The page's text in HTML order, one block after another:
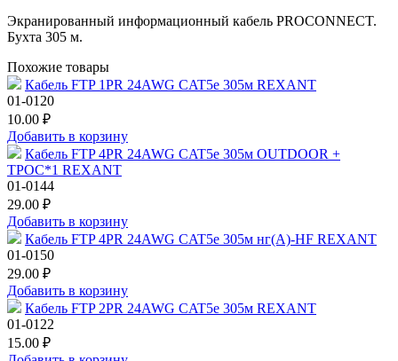
Экранированный информационный кабель PROCONNECT.
Бухта 305 м.
Похожие товары
Кабель FTP 1PR 24AWG CAT5e 305м REXANT
01-0120
10.00 ₽
Добавить в корзину
Кабель FTP 4PR 24AWG CAT5e 305м OUTDOOR +
ТРОС*1 REXANT
01-0144
29.00 ₽
Добавить в корзину
Кабель FTP 4PR 24AWG CAT5e 305м нг(А)-HF REXANT
01-0150
29.00 ₽
Добавить в корзину
Кабель FTP 2PR 24AWG CAT5e 305м REXANT
01-0122
15.00 ₽